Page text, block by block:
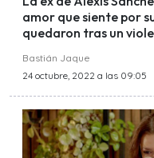
amor que siente por
quedaron tras un
Bastián Jaque
24 octubre, 2022 a las 09:05